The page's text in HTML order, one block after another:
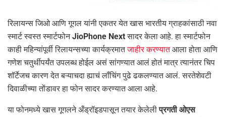
रिलायन्स जिओ आणि गूगल यांनी एकतर येत खास भारतीय ग्राहकांसाठी नवा
स्मार्ट स्वस्त स्मार्टफोनJioPhone Nextसादर केला आहे. हा स्मार्टफोन
काही महिन्यांपूर्वी रिलायन्सच्या कार्यक्रमातजाहीर करण्यातआला होता आणि
गणेश चतुर्थीपर्यंत उपलब्ध होईल असं सांगण्यात आलं होतं मात्र त्यानंतर चिप
शॉर्टेजच कारण देत बऱ्याचदा ह्याचं लॉंचिंग पुढे ढकलण्यात आलं. सरतेशेवटी
दिवाळीच्या तोंडावर हा फोन सादर करण्यात आला आहे.
या फोनमध्ये खास गूगलने अँड्रॉइडपासून तयार केलेलीप्रगती ओएस